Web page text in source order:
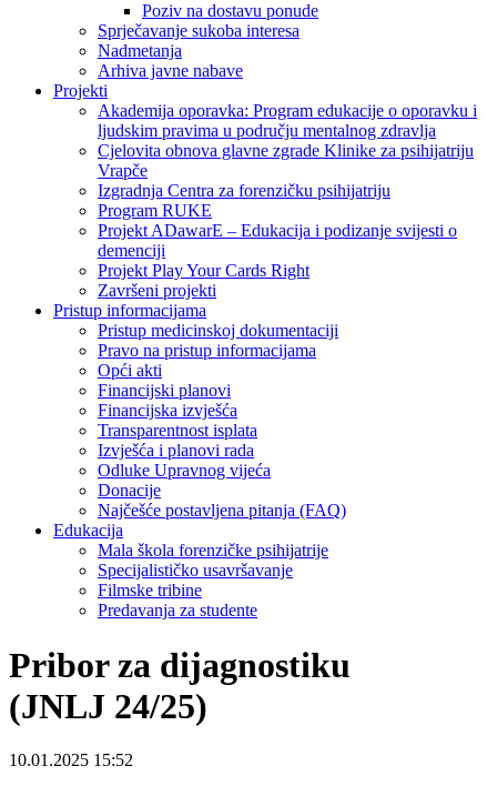
Poziv na dostavu ponude
Sprječavanje sukoba interesa
Nadmetanja
Arhiva javne nabave
Projekti
Akademija oporavka: Program edukacije o oporavku i
ljudskim pravima u području mentalnog zdravlja
Cjelovita obnova glavne zgrade Klinike za psihijatriju
Vrapče
Izgradnja Centra za forenzičku psihijatriju
Program RUKE
Projekt ADawarE – Edukacija i podizanje svijesti o
demenciji
Projekt Play Your Cards Right
Završeni projekti
Pristup informacijama
Pristup medicinskoj dokumentaciji
Pravo na pristup informacijama
Opći akti
Financijski planovi
Financijska izvješća
Transparentnost isplata
Izvješća i planovi rada
Odluke Upravnog vijeća
Donacije
Najčešće postavljena pitanja (FAQ)
Edukacija
Mala škola forenzičke psihijatrije
Specijalističko usavršavanje
Filmske tribine
Predavanja za studente
Pribor za dijagnostiku
(JNLJ 24/25)
10.01.2025 15:52